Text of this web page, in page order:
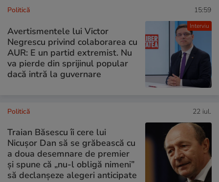
Interviu
Politică 15:59
Avertismentele lui Victor
Negrescu privind colaborarea cu
AUR: E un partid extremist. Nu
va pierde din sprijinul popular
dacă intră la guvernare
Politică 22 iul.
Traian Băsescu îi cere lui
Nicușor Dan să se grăbească cu
a doua desemnare de premier
și spune că „nu-l obligă nimeni”
să declanșeze alegeri anticipate